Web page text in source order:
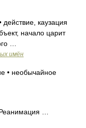
каузация
начало царит
…
имён
• необычайное
…